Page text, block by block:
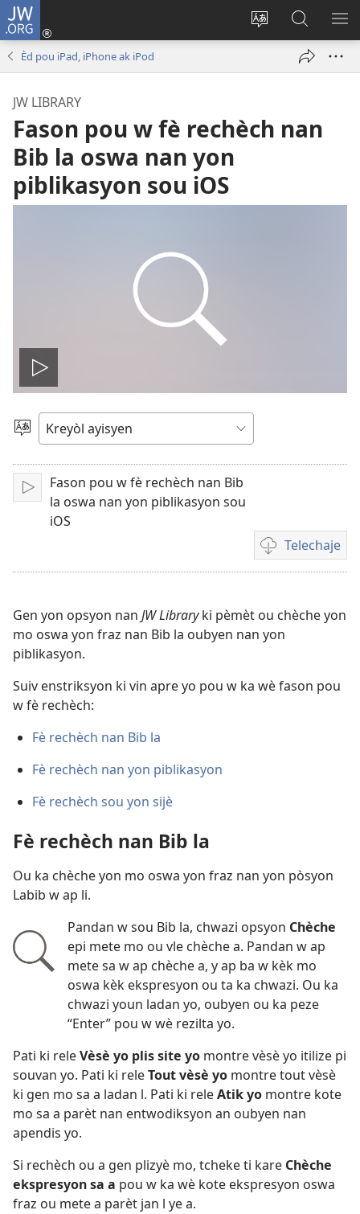
JW.ORG
Chanje
Konekte
(opens
Fè
rechèch
sou
Èd pou iPad, iPhone ak iPod
JW LIBRARY
Fason pou w fè rechèch nan
Bib la oswa nan yon
piblikasyon sou iOS
Jwe
videyo
a
Chwazi
lang
Fè
Fason pou w fè rechèch nan Bib
la oswa nan yon piblikasyon sou
iOS
Telechaje
Opsyon
pou
videyo
Gen yon opsyon nan JW Libraryki pèmèt ou chèche yon
mo oswa yon fraz nan Bib la oubyen nan yon
piblikasyon.
Suiv enstriksyon ki vin apre yo pou w ka wè fason pou
w fè rechèch:
Fè rechèch nan Bib la
Fè rechèch nan yon piblikasyon
Fè rechèch sou yon sijè
Fè rechèch nan Bib la
Ou ka chèche yon mo oswa yon fraz nan yon pòsyon
Labib w ap li.
Pandan w sou Bib la, chwazi opsyon Chèche
epi mete mo ou vle chèche a. Pandan w ap
mete sa w ap chèche a, y ap ba w kèk mo
oswa kèk ekspresyon ou ta ka chwazi. Ou ka
chwazi youn ladan yo, oubyen ou ka peze
“Enter” pou w wè rezilta yo.
Pati ki releVèsè yo plis site yo montre vèsè yo itilize pi
souvan yo. Pati ki releTout vèsè yo montre tout vèsè
ki gen mo sa a ladan l. Pati ki releAtik yo montre kote
mo sa a parèt nan entwodiksyon an oubyen nan
apendis yo.
Si rechèch ou a gen plizyè mo, tcheke ti kare Chèche
ekspresyon sa a pou w ka wè kote ekspresyon oswa
fraz ou mete a parèt jan l ye a.